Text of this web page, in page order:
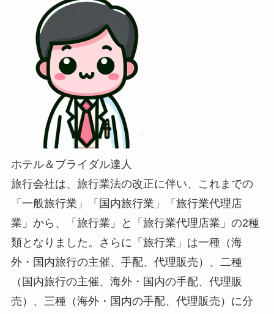
ホテル＆ブライダル達人
旅行会社は、旅行業法の改正に伴い、これまでの
「一般旅行業」「国内旅行業」「旅行業代理店
業」から、「旅行業」と「旅行業代理店業」の2種
類となりました。さらに「旅行業」は一種（海
外・国内旅行の主催、手配、代理販売）、二種
（国内旅行の主催、海外・国内の手配、代理販
売）、三種（海外・国内の手配、代理販売）に分